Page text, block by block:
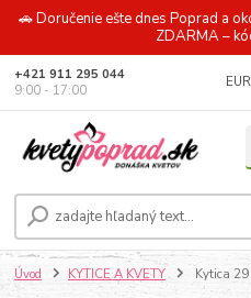
🚗 Doručenie ešte dnes Poprad a
ZDARMA –
EUR
+421 911 295 044
9:00 - 17:00
Úvod KYTICE A KVETY Kytica